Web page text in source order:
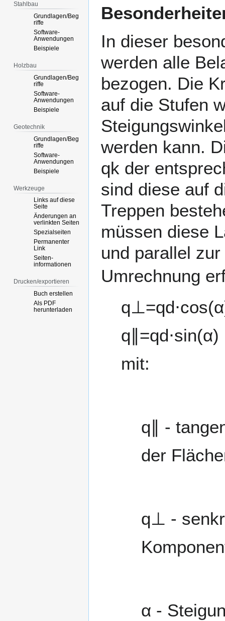
In dieser
werden alle
bezogen. Die
auf die Stufen
werden kann.
qk der
sind diese auf
Treppen
müssen diese
und parallel
Umrechnung
q⊥=qd⋅cos(α
q =qd⋅sin(α)
mit:
q
-
der
q⊥ -
α -
Stahlbau
Grundlagen/Beg
riffe
Software-
Anwendungen
Beispiele
Holzbau
Grundlagen/Beg
riffe
Software-
Anwendungen
Beispiele
Geotechnik
Grundlagen/Beg
riffe
Software-
Anwendungen
Beispiele
Werkzeuge
Links auf diese
Seite
Änderungen an
verlinkten Seiten
Spezialseiten
Permanenter
Link
Seiten­­
informationen
Drucken/­exportieren
Buch erstellen
Als PDF
herunterladen